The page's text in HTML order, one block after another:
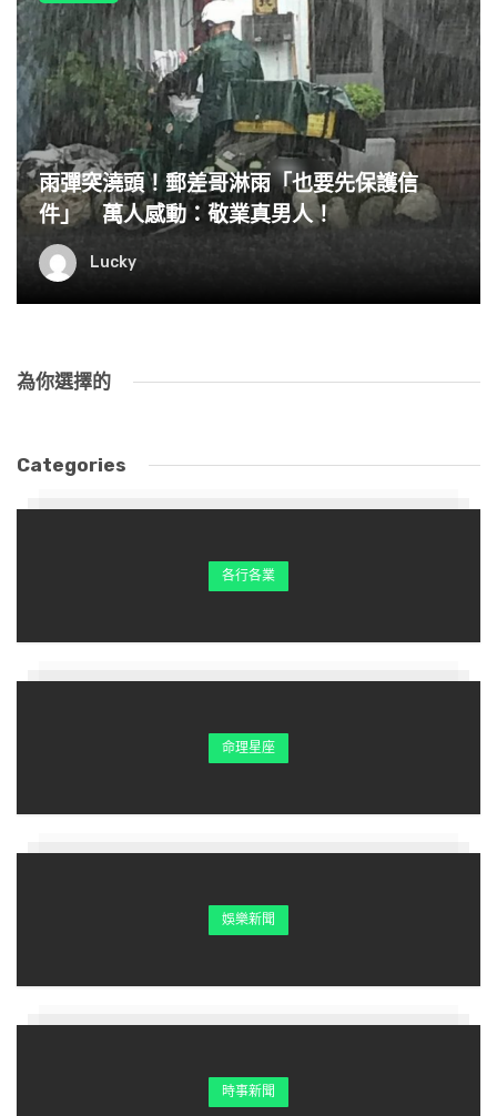
承翔盯著我看了2秒，露出欲言又止的模樣，然後嘆了口氣
說：「也不是，她剛從精神療養院出來。」
我驚覺剛剛好像失言了，馬上假裝關心地問：「是哦！怎麼
了？」
「也是跟外送員有關……」
年，自己一個人在新莊一帶租了間套房住。由於那裡是重劃
大概是家裡獨生女的關係，欣華的大小姐脾氣一直改不掉，
好死不死，這家新成立的外送公司，為了擊敗競爭對手，技
術推陳出新，竟推出外送員的衛星定位位置及聯絡方式，顧
大概還需要等多久？這項發明簡直助紂為虐！
欣華只要覺得外送員送得稍慢，也不管外面的交通狀況，直
去年8月，一個強烈颱風過境，全台停班停課，放假在家的
一肚子火的她，打開定位系統，看看究竟外送員是騎到哪去
雨彈突澆頭！郵差哥淋雨「也要先保護信
件」 萬人感動：敬業真男人！
Lucky
為你選擇的
Categories
各行各業
命理星座
娛樂新聞
時事新聞